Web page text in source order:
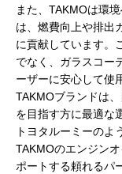
また、TAKMOは環
は、燃費向上や排出
に貢献しています。
でなく、ガラスコー
ーザーに安心して使
TAKMOブランドは
を目指す方に最適な
トヨタルーミーのよ
TAKMOのエンジン
ポートする頼れるパ